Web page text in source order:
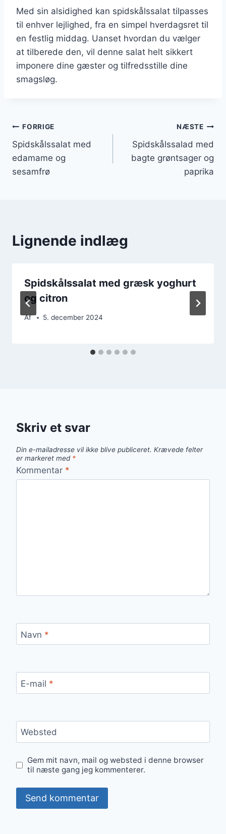
Med sin alsidighed kan spidskålssalat tilpasses
til enhver lejlighed, fra en simpel hverdagsret til
en festlig middag. Uanset hvordan du vælger
at tilberede den, vil denne salat helt sikkert
imponere dine gæster og tilfredsstille dine
smagsløg.
Indlægsnavigation
FORRIGE
Spidskålssalat med
edamame og
sesamfrø
NÆSTE
Spidskålssalad med
bagte grøntsager og
paprika
Lignende indlæg
Spidskålssalat med græsk yoghurt
og citron
Af 5. december 2024
Skriv et svar
Din e-mailadresse vil ikke blive publiceret. Krævede felter
er markeret med *
Kommentar *
Navn *
E-mail *
Websted
Gem mit navn, mail og websted i denne browser
til næste gang jeg kommenterer.